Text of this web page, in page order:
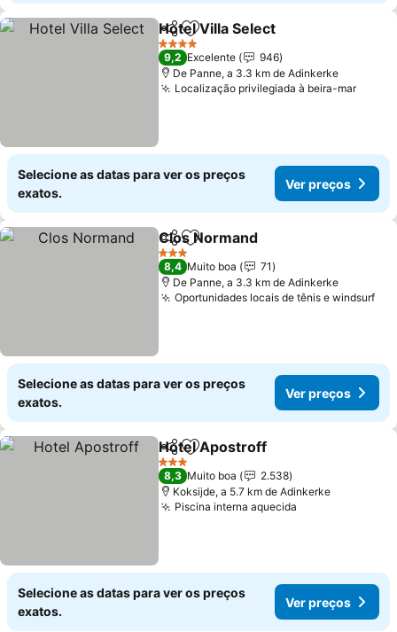
PartilharAdicionar aos favoritos
Hotel Villa Select
4 Estrelas
9,2 Excelente
946
De Panne, a 3.3 km de Adinkerke
Localização privilegiada à beira-mar
Selecione as datas para ver os preços
exatos.
Ver preços
PartilharAdicionar aos favoritos
Clos Normand
3 Estrelas
8,4 Muito boa
71
De Panne, a 3.3 km de Adinkerke
Oportunidades locais de tênis e windsurf
Selecione as datas para ver os preços
exatos.
Ver preços
PartilharAdicionar aos favoritos
Hotel Apostroff
3 Estrelas
8,3 Muito boa
2.538
Koksijde, a 5.7 km de Adinkerke
Piscina interna aquecida
Selecione as datas para ver os preços
exatos.
Ver preços